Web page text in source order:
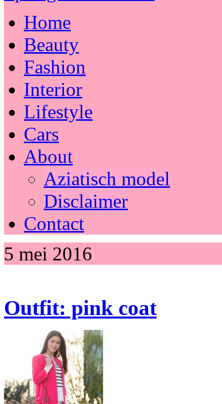
Home
Beauty
Fashion
Interior
Lifestyle
Cars
About
Aziatisch model
Disclaimer
Contact
5 mei 2016
Outfit: pink coat